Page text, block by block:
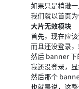
如果只是稍逊
我们就以首页为
大片无效模块
首先，现在应
而且还没登录
然后 banner 下
我还没登录，
然后那个
也就是说，这